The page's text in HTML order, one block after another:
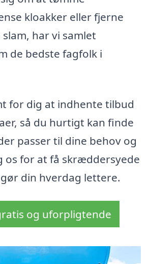
kloakker eller fjerne
har vi samlet
de bedste fagfolk i
for dig at indhente tilbud
så du hurtigt kan finde
passer til dine behov og
os for at få skræddersyede
din hverdag lettere.
og uforpligtende